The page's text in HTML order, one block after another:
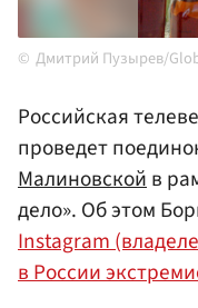
Дмитрий Пузырев/
Российская
проведет
Малиновскойв
дело». Об этом
Instagram
в России